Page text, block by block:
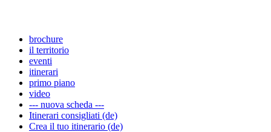
brochure
il territorio
eventi
itinerari
primo piano
video
--- nuova scheda ---
Itinerari consigliati (de)
Crea il tuo itinerario (de)